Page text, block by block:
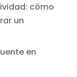
cómo
un
en